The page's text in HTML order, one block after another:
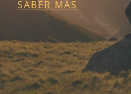
SABER MÁS